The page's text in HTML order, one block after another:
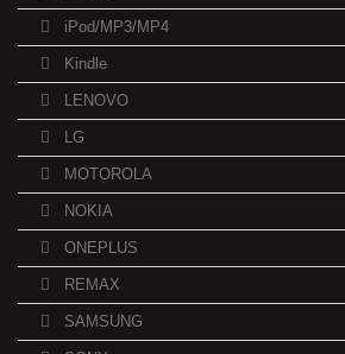
iPod/MP3/MP4
Kindle
LENOVO
LG
MOTOROLA
NOKIA
ONEPLUS
REMAX
SAMSUNG